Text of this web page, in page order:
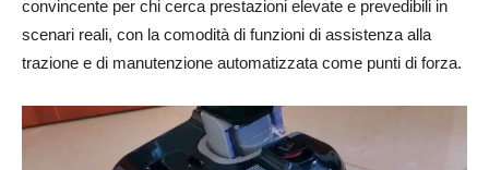
convincente per chi cerca prestazioni elevate e prevedibili in
scenari reali, con la comodità di funzioni di assistenza alla
trazione e di manutenzione automatizzata come punti di forza.